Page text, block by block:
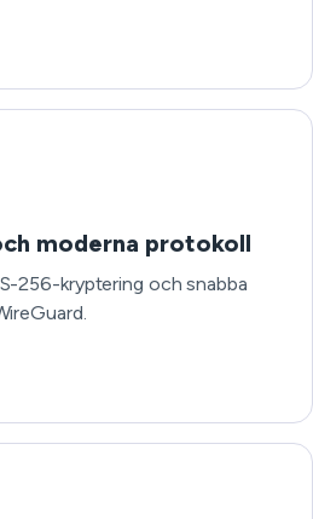
moderna protokoll
256-kryptering och snabba